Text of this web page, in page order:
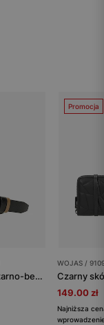
Dwustronny czarno-beżowy pasek ze złotą klamrą
Promocja
WOJAS /
149.00 zł
Najniższa